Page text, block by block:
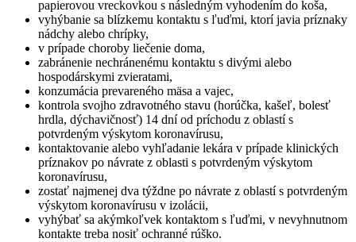
papierovou vreckovkou s následným vyhodením do koša,
vyhýbanie sa blízkemu kontaktu s ľuďmi, ktorí javia príznaky
nádchy alebo chrípky,
v prípade choroby liečenie doma,
zabránenie nechránenému kontaktu s divými alebo
hospodárskymi zvieratami,
konzumácia prevareného mäsa a vajec,
kontrola svojho zdravotného stavu (horúčka, kašeľ, bolesť
hrdla, dýchavičnosť) 14 dní od príchodu z oblastí s
potvrdeným výskytom koronavírusu,
kontaktovanie alebo vyhľadanie lekára v prípade klinických
príznakov po návrate z oblasti s potvrdeným výskytom
koronavírusu,
zostať najmenej dva týždne po návrate z oblastí s potvrdeným
výskytom koronavírusu v izolácii,
vyhýbať sa akýmkoľvek kontaktom s ľuďmi, v nevyhnutnom
kontakte treba nosiť ochranné rúško.